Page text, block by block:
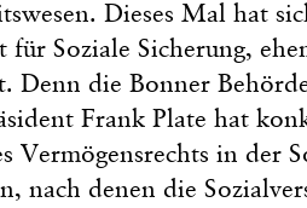
Dieses Mal hat
für Soziale Sicherung,
Denn die Bonner
Frank Plate hat
Vermögensrechts in der
nach denen die